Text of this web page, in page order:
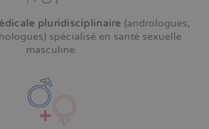
pluridisciplinaire (andrologues,
spécialisé en santé sexuelle
masculine.